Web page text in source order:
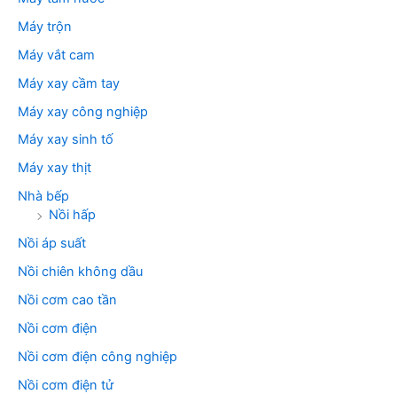
Máy trộn
Máy vắt cam
Máy xay cầm tay
Máy xay công nghiệp
Máy xay sinh tố
Máy xay thịt
Nhà bếp
Nồi hấp
Nồi áp suất
Nồi chiên không dầu
Nồi cơm cao tần
Nồi cơm điện
Nồi cơm điện công nghiệp
Nồi cơm điện tử